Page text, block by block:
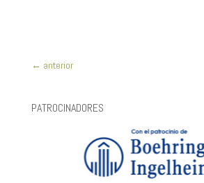
← anterior
PATROCINADORES